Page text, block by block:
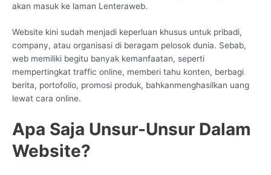
akan masuk ke laman Lenteraweb.
Website kini sudah menjadi keperluan khusus untuk pribadi,
company, atau organisasi di beragam pelosok dunia. Sebab,
web memiliki begitu banyak kemanfaatan, seperti
mempertingkat traffic online, memberi tahu konten, berbagi
berita, portofolio, promosi produk, bahkanmenghasilkan uang
lewat cara online.
Apa Saja Unsur-Unsur Dalam
Website?